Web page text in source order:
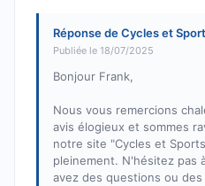
Réponse de Cycles et
Publiée le 18/07/2025
Bonjour Frank,
Nous vous remercions
avis élogieux et sommes
notre site "Cycles et
pleinement. N'hésitez pas
avez des questions ou